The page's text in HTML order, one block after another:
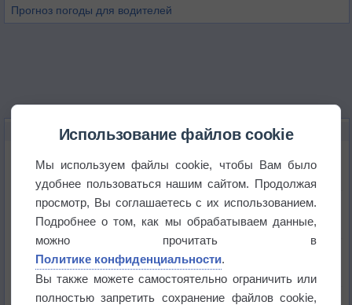
Прогноз погоды для водителей
НОВОЕ О ПОГОДЕ
Приложение построит маршрут через тень
Атмосфера начала замерзать
В Приморье обнаружены морские волны тепла
Использование файлов cookie
Мы используем файлы cookie, чтобы Вам было
удобнее пользоваться нашим сайтом. Продолжая
просмотр, Вы соглашаетесь с их использованием.
Подробнее о том, как мы обрабатываем данные,
можно прочитать в
Политике конфиденциальности.
Вы также можете самостоятельно ограничить или
полностью запретить сохранение файлов cookie,